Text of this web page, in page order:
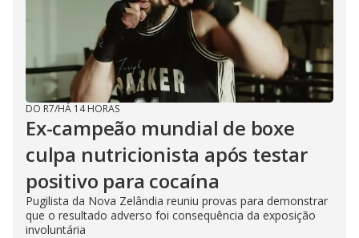
DO R7/HÁ 14 HORAS
Ex-campeão mundial de boxe
culpa nutricionista após testar
positivo para cocaína
Pugilista da Nova Zelândia reuniu provas para demonstrar
que o resultado adverso foi consequência da exposição
involuntária